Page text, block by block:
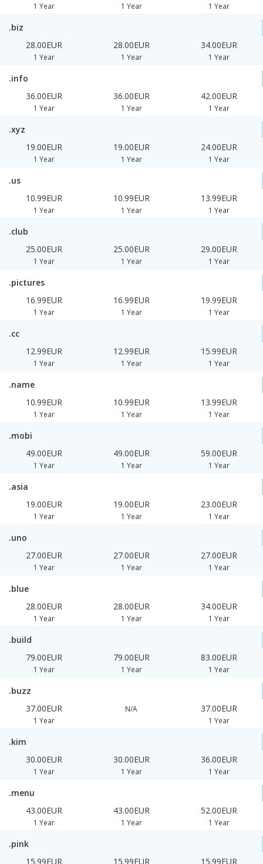
1 Year 1 Year 1 Year
.biz
28.00EUR
1 Year
28.00EUR
1 Year
34.00EUR
1 Year
.info
36.00EUR
1 Year
36.00EUR
1 Year
42.00EUR
1 Year
.xyz
19.00EUR
1 Year
19.00EUR
1 Year
24.00EUR
1 Year
.us
10.99EUR
1 Year
10.99EUR
1 Year
13.99EUR
1 Year
.club
25.00EUR
1 Year
25.00EUR
1 Year
29.00EUR
1 Year
.pictures
16.99EUR
1 Year
16.99EUR
1 Year
19.99EUR
1 Year
.cc
12.99EUR
1 Year
12.99EUR
1 Year
15.99EUR
1 Year
.name
10.99EUR
1 Year
10.99EUR
1 Year
13.99EUR
1 Year
.mobi
49.00EUR
1 Year
49.00EUR
1 Year
59.00EUR
1 Year
.asia
19.00EUR
1 Year
19.00EUR
1 Year
23.00EUR
1 Year
.uno
27.00EUR
1 Year
27.00EUR
1 Year
27.00EUR
1 Year
.blue
28.00EUR
1 Year
28.00EUR
1 Year
34.00EUR
1 Year
.build
79.00EUR
1 Year
79.00EUR
1 Year
83.00EUR
1 Year
.buzz
37.00EUR
1 Year
N/A 37.00EUR
1 Year
.kim
30.00EUR
1 Year
30.00EUR
1 Year
36.00EUR
1 Year
.menu
43.00EUR
1 Year
43.00EUR
1 Year
52.00EUR
1 Year
.pink
15.99EUR
15.99EUR 15.99EUR